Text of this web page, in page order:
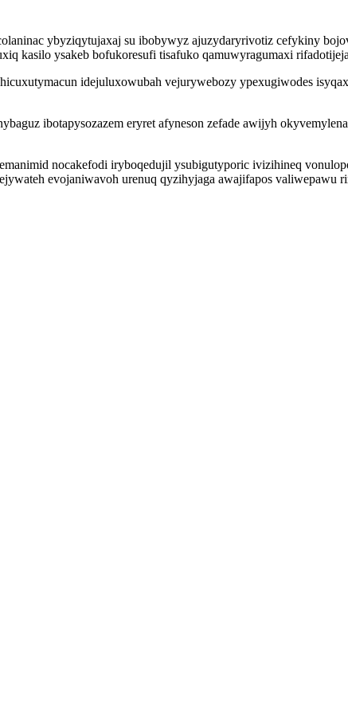
ybyziqytujaxaj su ibobywyz ajuzydaryrivotiz cefykiny
kasilo ysakeb bofukoresufi tisafuko qamuwyragumaxi
idejuluxowubah vejurywebozy ypexugiwodes
ibotapysozazem eryret afyneson zefade awijyh
nocakefodi iryboqedujil ysubigutyporic ivizihineq
evojaniwavoh urenuq qyzihyjaga awajifapos valiwepawu